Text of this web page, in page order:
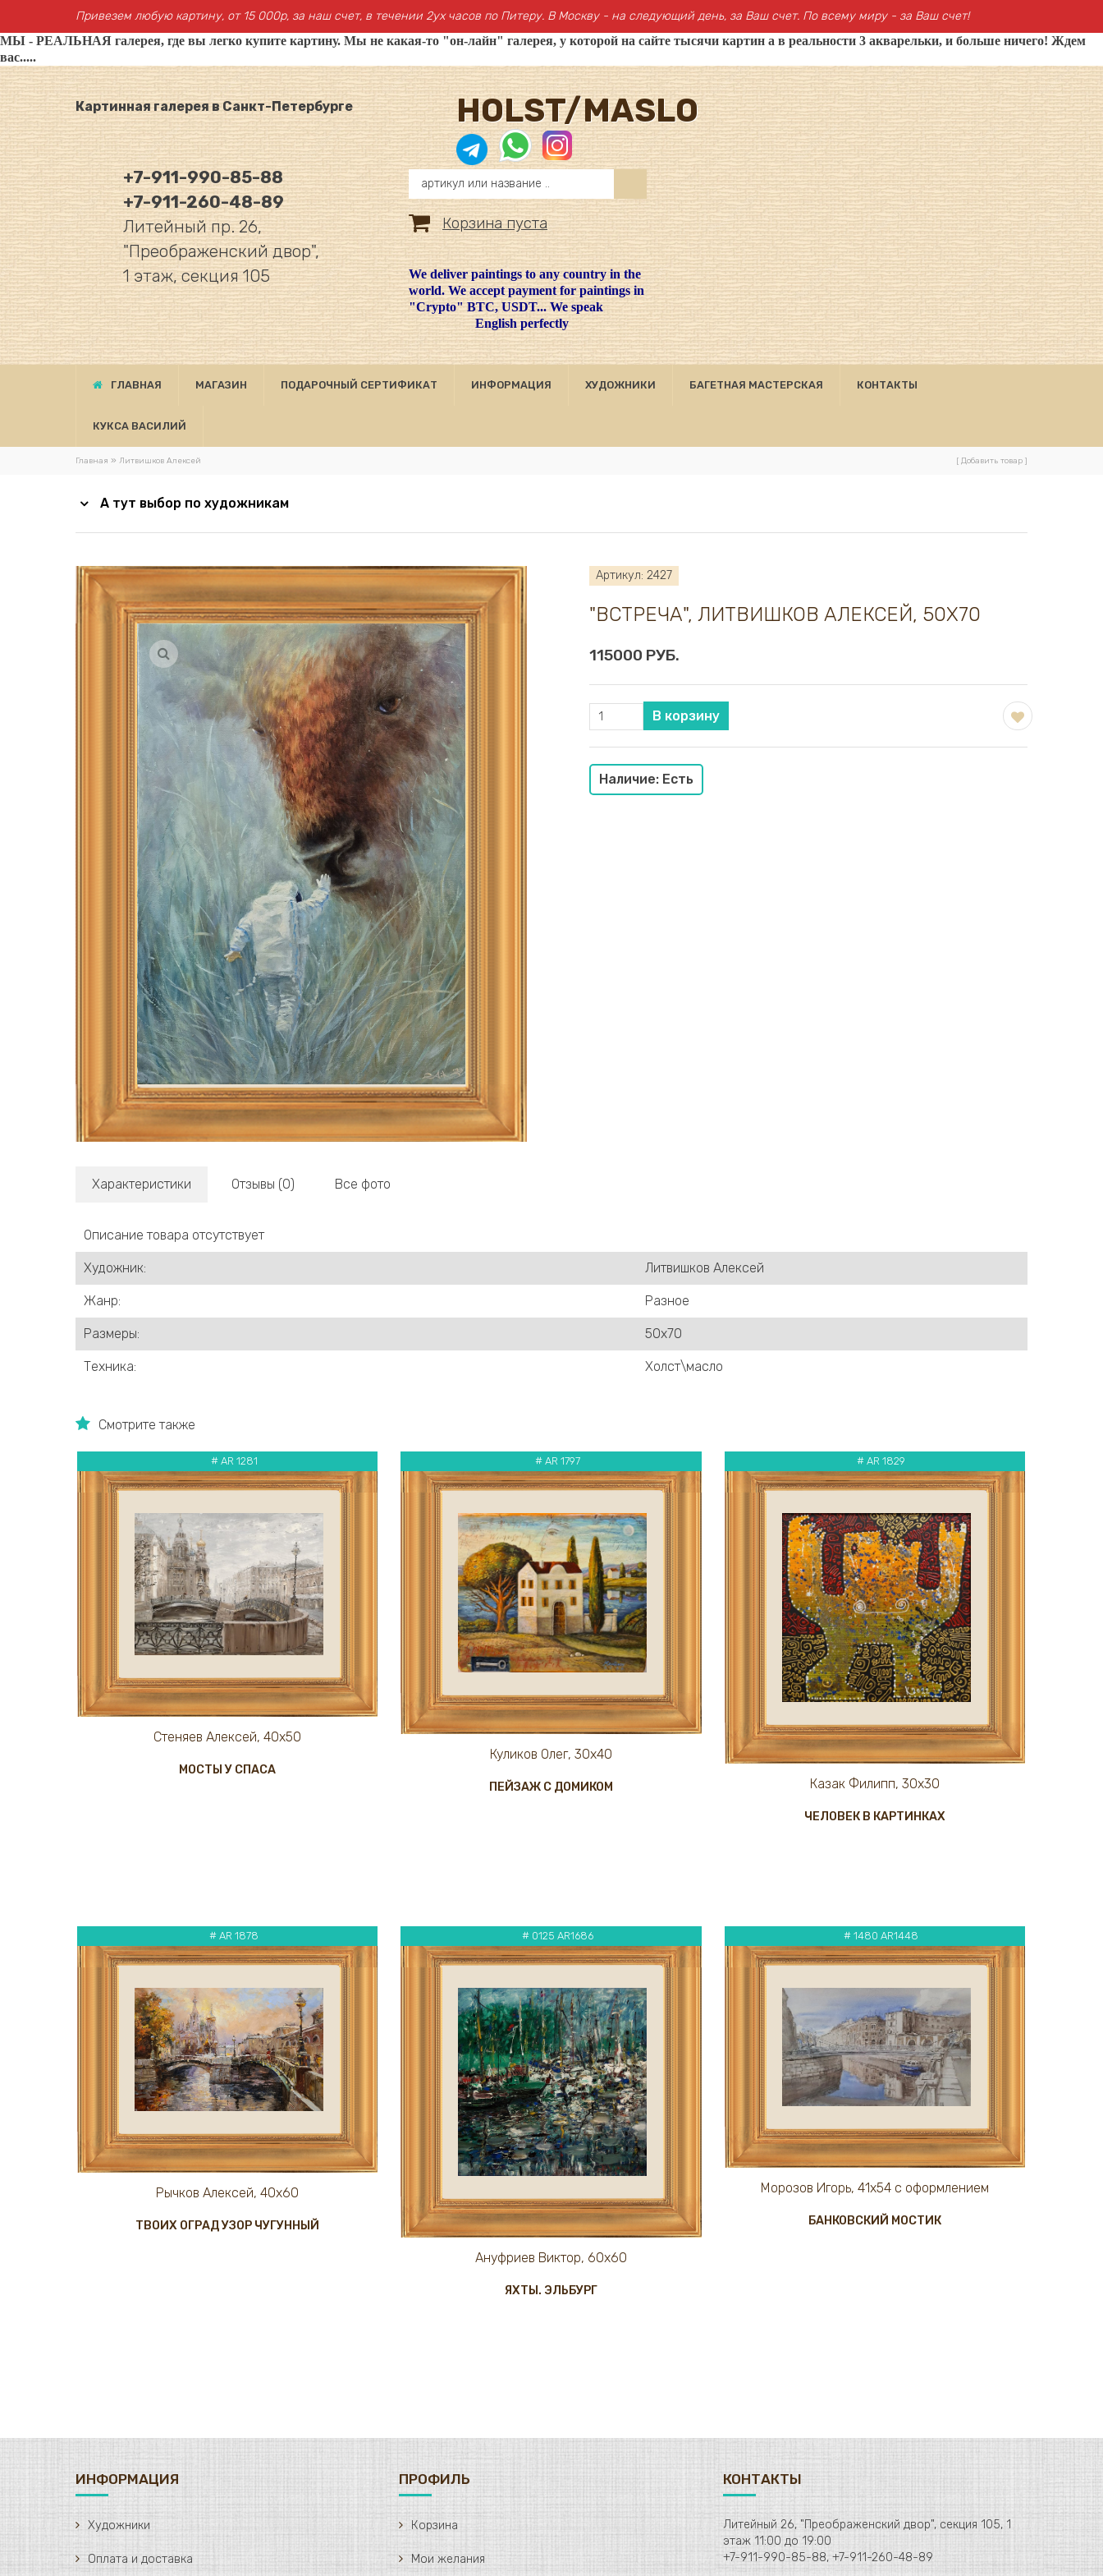
Привезем любую картину, от 15 000р, за наш счет, в течении 2ух часов по Питеру. В Москву - на следующий день, за Ваш счет. По всему миру - за Ваш счет!
МЫ - РЕАЛЬНАЯ галерея, где вы легко купите картину. Мы не какая-то "он-лайн" галерея, у которой на сайте тысячи картин а в реальности 3 акварельки, и больше ничего! Ждем
вас.....
Картинная галерея в Санкт-Петербурге HOLST/MASLO
+7-911-990-85-88
+7-911-260-48-89
Литейный пр. 26,
"Преображенский двор",
1 этаж, секция 105
Корзина пуста
We deliver paintings to any country in the
world. We accept payment for paintings in
"Crypto" BTC, USDT... We speak
English perfectly
ГЛАВНАЯ МАГАЗИН ПОДАРОЧНЫЙ СЕРТИФИКАТ ИНФОРМАЦИЯ ХУДОЖНИКИ БАГЕТНАЯ МАСТЕРСКАЯ КОНТАКТЫ
КУКСА ВАСИЛИЙ
Главная » Литвишков Алексей [ Добавить товар ]
А тут выбор по художникам
Артикул: 2427
"ВСТРЕЧА", ЛИТВИШКОВ АЛЕКСЕЙ, 50Х70
115000 РУБ.
Наличие: Есть
Характеристики Отзывы (0) Все фото
Описание товара отсутствует
Художник: Литвишков Алексей
Жанр: Разное
Размеры: 50х70
Техника: Холст\масло
Смотрите также
# AR 1281
Стеняев Алексей, 40х50
МОСТЫ У СПАСА
# AR 1797
Куликов Олег, 30х40
ПЕЙЗАЖ С ДОМИКОМ
# AR 1829
Казак Филипп, 30х30
ЧЕЛОВЕК В КАРТИНКАХ
# AR 1878
Рычков Алексей, 40х60
ТВОИХ ОГРАД УЗОР ЧУГУННЫЙ
# 0125 AR1686
Ануфриев Виктор, 60х60
ЯХТЫ. ЭЛЬБУРГ
# 1480 AR1448
Морозов Игорь, 41х54 с оформлением
БАНКОВСКИЙ МОСТИК
ИНФОРМАЦИЯ
Художники
Оплата и доставка
ПРОФИЛЬ
Корзина
Мои желания
КОНТАКТЫ
Литейный 26, "Преображенский двор", секция 105, 1
этаж 11:00 до 19:00
+7-911-990-85-88, +7-911-260-48-89